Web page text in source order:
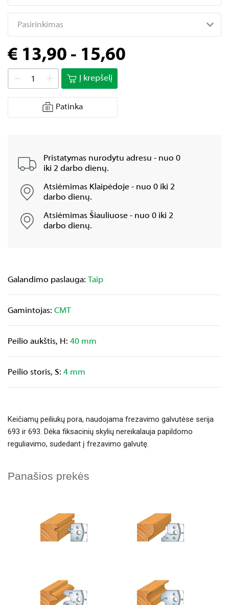
Pasirinkimas
€ 13,90 - 15,60
Į krepšelį
Patinka
Pristatymas nurodytu adresu - nuo 0
iki 2 darbo dienų.
Atsiėmimas Klaipėdoje - nuo 0 iki 2
darbo dienų.
Atsiėmimas Šiauliuose - nuo 0 iki 2
darbo dienų.
Galandimo paslauga: Taip
Gamintojas: CMT
Peilio aukštis, H: 40 mm
Peilio storis, S: 4 mm
Keičiamų peiliukų pora, naudojama frezavimo galvutėse serija
693 ir 693. Dėka fiksacinių skylių nereikalauja papildomo
reguliavimo, sudedant į frezavimo galvutę.
Panašios prekės